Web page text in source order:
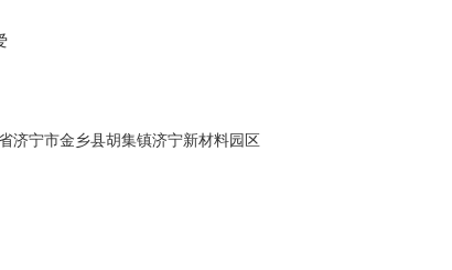
济宁市金乡县胡集镇济宁新材料园区